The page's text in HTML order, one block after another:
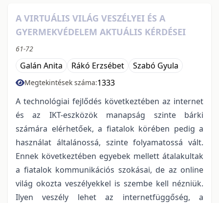
A VIRTUÁLIS VILÁG VESZÉLYEI ÉS A
GYERMEKVÉDELEM AKTUÁLIS KÉRDÉSEI
61-72
Galán Anita Rákó Erzsébet Szabó Gyula
Megtekintések száma:1333
A technológiai fejlődés következtében az internet
és az IKT-eszközök manapság szinte bárki
számára elérhetőek, a fiatalok körében pedig a
használat általánossá, szinte folyamatossá vált.
Ennek következtében egyebek mellett átalakultak
a fiatalok kommunikációs szokásai, de az online
világ okozta veszélyekkel is szembe kell nézniük.
Ilyen veszély lehet az internetfüggőség, a